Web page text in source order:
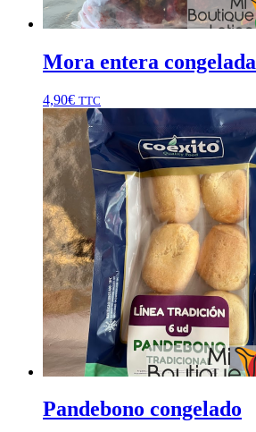
Mora entera congelada
4,90€ TTC
Pandebono congelado